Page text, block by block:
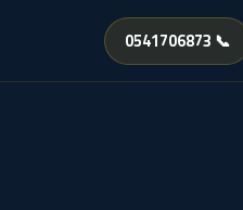
📞 0541706873